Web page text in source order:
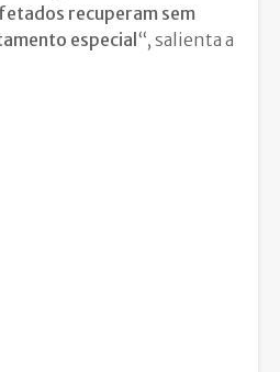
recuperam sem
especial “, salienta a